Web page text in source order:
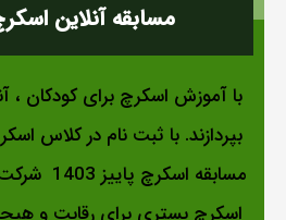
مسابقه آنلاین
با آموزش اسکرچ برای کودکان ،
بپردازند. با ثبت نام در کلاس
مسابقه
اسکرچ بستری برای رقابت و